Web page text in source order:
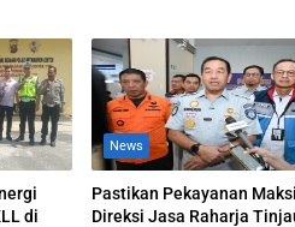
di
News
Pastikan Pekayanan
Direksi Jasa Raharja